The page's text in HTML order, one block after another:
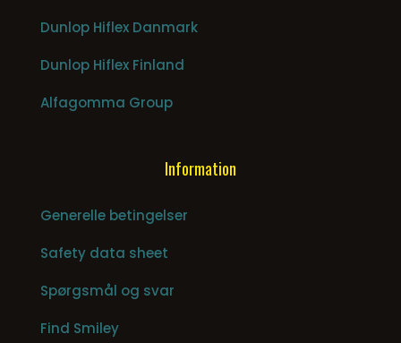
Dunlop Hiflex Danmark
Dunlop Hiflex Finland
Alfagomma Group
Information
Generelle betingelser
Safety data sheet
Spørgsmål og svar
Find Smiley